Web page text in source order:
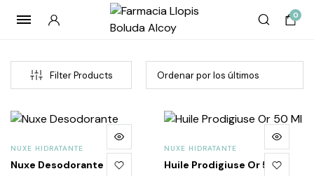
0
Filter Products
NUXE HIDRATANTE
Nuxe Desodorante
NUXE HIDRATANTE
Huile Prodigiuse Or 50 Ml